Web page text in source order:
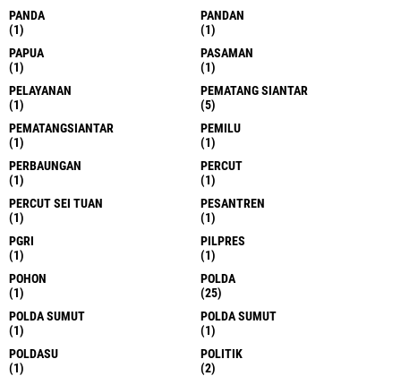
PANDA
(1)
PANDAN
(1)
PAPUA
(1)
PASAMAN
(1)
PELAYANAN
(1)
PEMATANG SIANTAR
(5)
PEMATANGSIANTAR
(1)
PEMILU
(1)
PERBAUNGAN
(1)
PERCUT
(1)
PERCUT SEI TUAN
(1)
PESANTREN
(1)
PGRI
(1)
PILPRES
(1)
POHON
(1)
POLDA
(25)
POLDA SUMUT
(1)
POLDA SUMUT
(1)
POLDASU
(1)
POLITIK
(2)